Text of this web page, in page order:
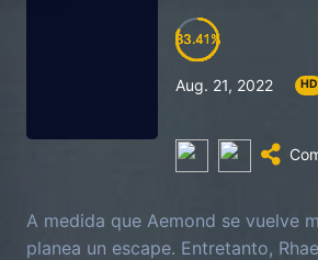
83.41
83.41
83.41
83.41
Aug. 21, 2022 HD
A medida que Aemond se vuelve
planea un escape. Entretanto,